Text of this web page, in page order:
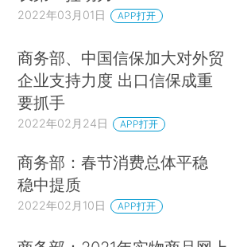
2022年03月01日 APP打开
商务部、中国信保加大对外贸
企业支持力度 出口信保成重
要抓手
2022年02月24日 APP打开
商务部：春节消费总体平稳
稳中提质
2022年02月10日 APP打开